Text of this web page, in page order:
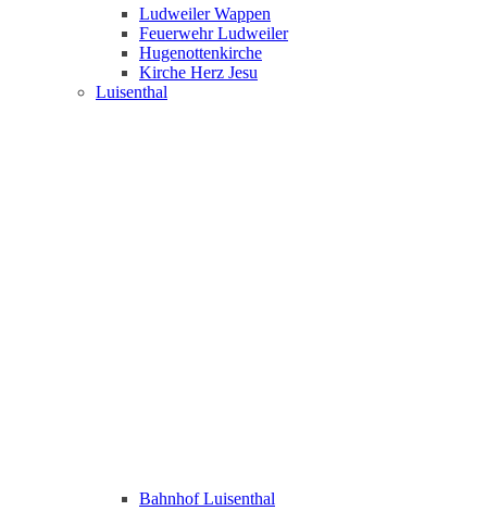
Ludweiler Wappen
Feuerwehr Ludweiler
Hugenottenkirche
Kirche Herz Jesu
Luisenthal
Bahnhof Luisenthal